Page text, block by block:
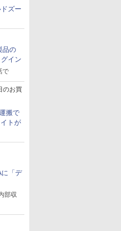
ズー
品の
イン
で
のお買
搬で
トが
「デ
部収